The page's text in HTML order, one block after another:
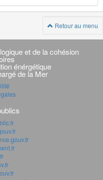
Retour au menu
et de la cohésion
énérgétique
de la Mer